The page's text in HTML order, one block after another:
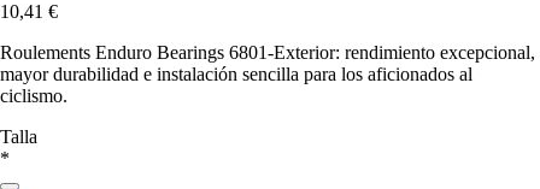
10,41 €
Roulements Enduro Bearings 6801-Exterior: rendimiento excepcional,
mayor durabilidad e instalación sencilla para los aficionados al
ciclismo.
Talla
*